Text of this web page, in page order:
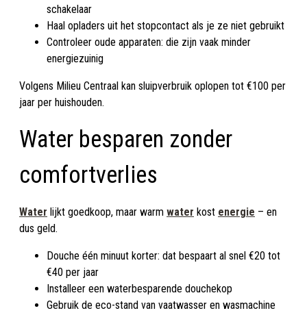
schakelaar
Haal opladers uit het stopcontact als je ze niet gebruikt
Controleer oude apparaten: die zijn vaak minder
energiezuinig
Volgens Milieu Centraal kan sluipverbruik oplopen tot €100 per
jaar per huishouden.
Water besparen zonder
comfortverlies
Water lijkt goedkoop, maar warm water kost energie – en
dus geld.
Douche één minuut korter: dat bespaart al snel €20 tot
€40 per jaar
Installeer een waterbesparende douchekop
Gebruik de eco-stand van vaatwasser en wasmachine